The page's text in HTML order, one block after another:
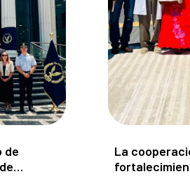
capacitación de los cuerpos
de
La
La